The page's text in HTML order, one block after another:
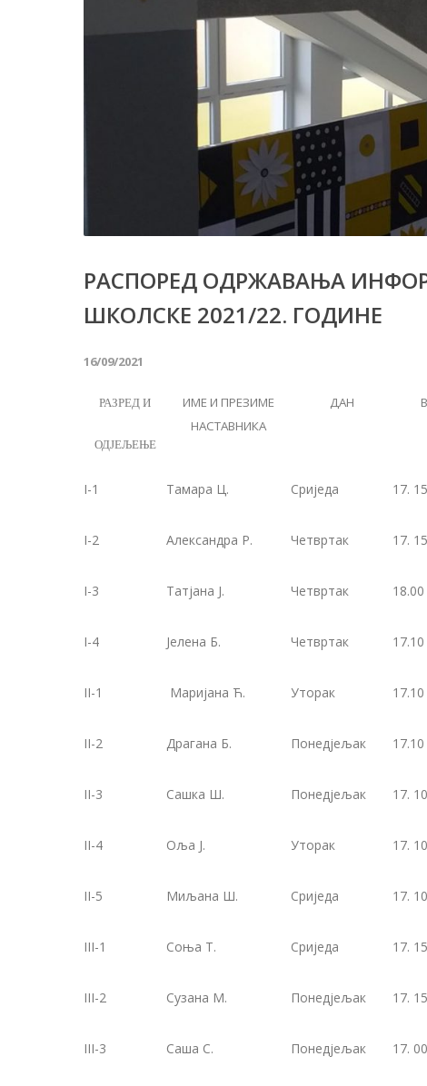
РАСПОРЕД ОДРЖАВАЊА
ШКОЛСКЕ 2021/22. ГОДИНЕ
16/09/2021
РАЗРЕД И
ОДЈЕЉЕЊЕ
ИМЕ И ПРЕЗИМЕ
НАСТАВНИКА
ДАН
I-1 Тамара Ц. Сриједа 17.
I-2 Александра Р. Четвртак 17.
I-3 Tатјана Ј. Четвртак
I-4 Јелена Б. Четвртак
II-1 Маријана Ћ. Уторак
II-2 Драгана Б. Понедјељак
II-3 Сашка Ш. Понедјељак 17.
II-4 Оља Ј. Уторак 17.
II-5 Миљана Ш. Сриједа 17.
III-1 Соња Т. Сриједа 17.
III-2 Сузана М. Понедјељак 17.
III-3 Саша С. Понедјељак 17.